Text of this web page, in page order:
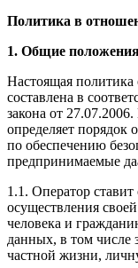
Политика в
1. Общие
Настоящая
составлена в
закона от
определяет порядок
по обеспечению
предпринимаемые
1.1. Оператор
осуществления
человека и
данных, в том числе
частной жизни,